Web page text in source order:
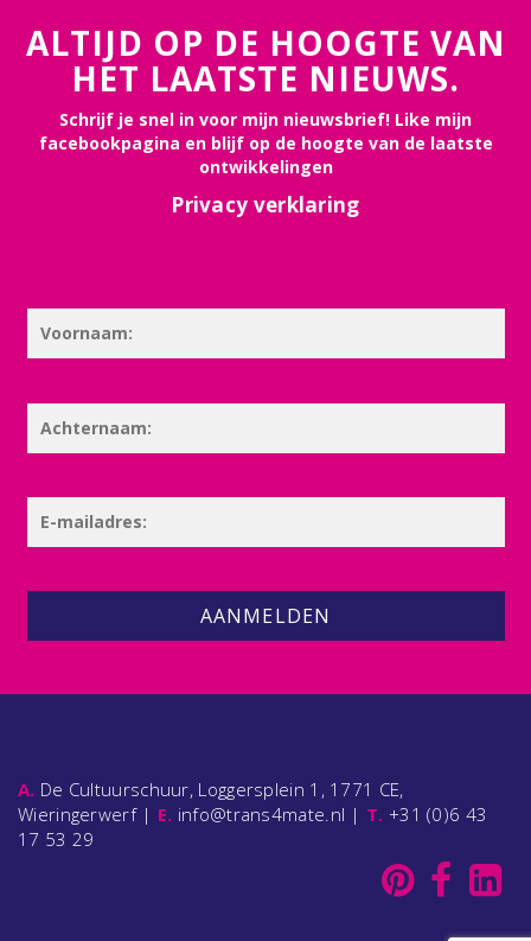
ALTIJD OP DE HOOGTE VAN
HET LAATSTE NIEUWS.
Schrijf je snel in voor mijn nieuwsbrief! Like mijn
facebookpagina en blijf op de hoogte van de laatste
ontwikkelingen
Privacy verklaring
AANMELDEN
A. De Cultuurschuur, Loggersplein 1, 1771 CE,
Wieringerwerf | E. info@trans4mate.nl | T. +31 (0)6 43
17 53 29